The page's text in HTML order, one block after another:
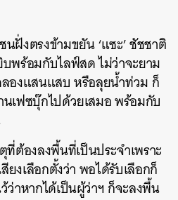
ฝั่งตรงข้ามขยัน ‘แซะ’ ชัชชาติ
พร้อมกับไลฟ์สด ไม่ว่าจะยาม
องแสนแสบ หรือลุยน้ำท่วม ก็
เฟซบุ๊กไปด้วยเสมอ พร้อมกับ
ที่ต้องลงพื้นที่เป็นประจำเพราะ
ยงเลือกตั้งว่า พอได้รับเลือกก็
าหากได้เป็นผู้ว่าฯ ก็จะลงพื้น